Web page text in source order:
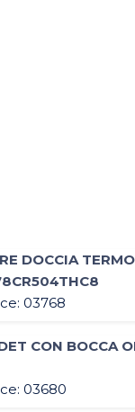
DOCCIA
03768
CON BOCCA
03680